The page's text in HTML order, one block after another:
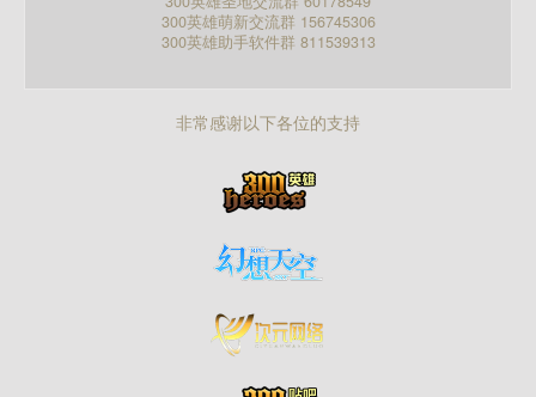
300英雄萌新交流群 156745306
300英雄助手软件群 811539313
非常感谢以下各位的支持